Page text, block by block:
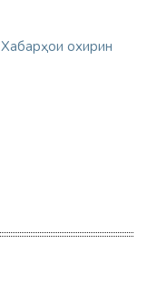
Хабарҳои охирин